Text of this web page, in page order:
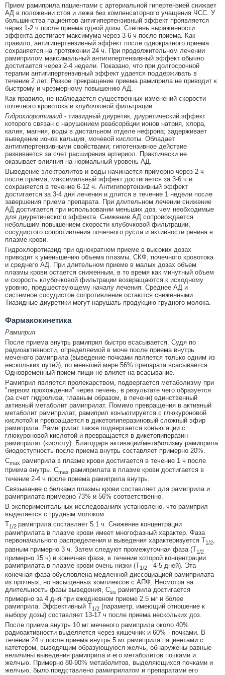
Прием рамиприла пациентами с артериальной гипертензией снижает
АД в положении стоя и лежа без компенсаторного учащения ЧСС. У
большинства пациентов антигипертензивный эффект проявляется
через 1-2 ч после приема одной дозы. Степень выраженности
эффекта достигает максимума через 3-6 ч после приема. Как
правило, антигипертензивный эффект после однократного приема
сохраняется на протяжении 24 ч. При продолжительном лечении
рамиприлом максимальный антигипертензивный эффект обычно
достигается через 2-4 недели. Показано, что при долгосрочной
терапии антигипертензивный эффект удается поддерживать в
течение 2 лет. Резкое прекращение приема рамиприла не приводит к
быстрому и чрезмерному повышению АД.
Как правило, не наблюдается существенных изменений скорости
почечного кровотока и клубочковой фильтрации.
Гидрохлоротиазид - тиазидный диуретик, диуретический эффект
которого связан с нарушением реабсорбции ионов натрия, хлора,
калия, магния, воды в дистальном отделе нефрона; задерживает
выведение ионов кальция, мочевой кислоты. Обладает
антигипертензивными свойствами; гипотензивное действие
развивается за счет расширения артериол. Практически не
оказывает влияния на нормальный уровень АД.
Выведение электролитов и воды начинается примерно через 2 ч
после приема, максимальный эффект достигается за 3-6 ч и
сохраняется в течение 6-12 ч. Антигипертензивный эффект
достигается за 3-4 дня лечения и длится в течение 1 недели после
завершения приема препарата. При длительном лечении снижение
АД достигается при использовании меньших доз, чем необходимые
для диуретического эффекта. Снижение АД сопровождается
небольшим повышением скорости клубочковой фильтрации,
сосудистого сопротивления почечного русла и активности ренина в
плазме крови.
Гидрохлоротиазид при однократном приеме в высоких дозах
приводит к уменьшению объема плазмы, СКФ, почечного кровотока
и среднего АД. При длительном приеме в малых дозах объем
плазмы крови остается сниженным, в то время как минутный объем
и скорость клубочковой фильтрации возвращаются к исходному
уровню, предшествующему началу лечения. Среднее АД и
системное сосудистое сопротивление остаются сниженными.
Тиазидные диуретики могут нарушать продукцию грудного молока.
Фармакокинетика
Рамиприл
После приема внутрь рамиприл быстро всасывается. Судя по
радиоактивности, определяемой в моче после приема внутрь
меченого рамиприла (выведение почками является только одним из
нескольких путей), по меньшей мере 56% препарата всасывается.
Одновременный прием пищи не влияет на всасывание.
Рамиприл является пролекарством, подвергается метаболизму при
"первом прохождении" через печень, в результате чего образуется
(за счет гидролиза, главным образом, в печени) единственный
активный метаболит рамиприлат. Помимо превращения в активный
метаболит рамиприлат, рамиприл конъюгируется с глюкуроновой
кислотой и превращается в дикетопиперазиновый сложный эфир
рамиприла. Рамиприлат также подвергается конъюгации с
глюкуроновой кислотой и превращается в дикетопиперазин-
рамиприлат (кислоту). Благодаря активации/метаболизму рамиприла
биодоступность после приема внутрь составляет примерно 20%.
Cmax рамиприла в плазме крови достигается в течение 1 ч после
приема внутрь. Cmax рамиприлата в плазме крови достигается в
течение 2-4 ч после приема рамиприла внутрь.
Связывание с белками плазмы крови составляет для рамиприла и
рамиприлата примерно 73% и 56% соответственно.
В экспериментальных исследованиях установлено, что рамиприл
выделяется с грудным молоком.
Т1/2 рамиприла составляет 5.1 ч. Снижение концентрации
рамиприлата в плазме крови имеет многофазный характер. Фаза
первоначального распределения и выведения характеризуется Т1/2,
равным примерно 3 ч. Затем следуют промежуточная фаза (Т1/2
примерно 15 ч) и конечная фаза, в течение которой концентрации
рамиприлата в плазме крови очень низки (Т1/2 - 4-5 дней). Эта
конечная фаза обусловлена медленной диссоциацией рамиприлата
из прочных, но насыщенных комплексов с АПФ. Несмотря на
длительность фазы выведения, Css рамиприла достигается
примерно за 4 дня при ежедневном приеме 2.5 мг и более
рамиприла. Эффективный Т1/2 (параметр, имеющий отношение к
выбору дозы) составляет 13-17 ч после приема нескольких доз.
После приема внутрь 10 мг меченого рамиприла около 40%
радиоактивности выделяется через кишечник и 60% - почками. В
течение 24 ч после приема внутрь 5 мг рамиприла пациентами с
катетером, выводящим образующуюся желчь, обнаружены равные
величины выведения рамиприла и его метаболитов почками и
желчью. Примерно 80-90% метаболитов, выделяющихся почками и
желчью, было представлено рамиприлатом и препаратами его